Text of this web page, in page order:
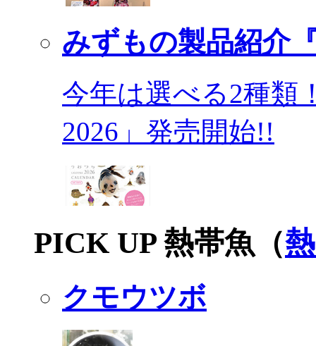
みずもの製品紹介
今年は選べる2種類
2026」発売開始!!
PICK UP 熱帯魚（
クモウツボ